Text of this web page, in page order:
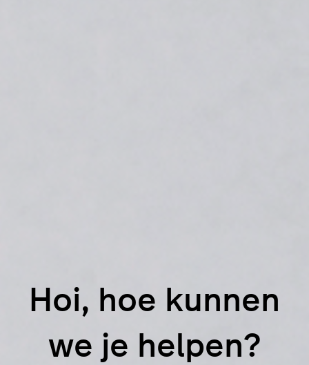
Hoi, hoe kunnen
we je helpen?